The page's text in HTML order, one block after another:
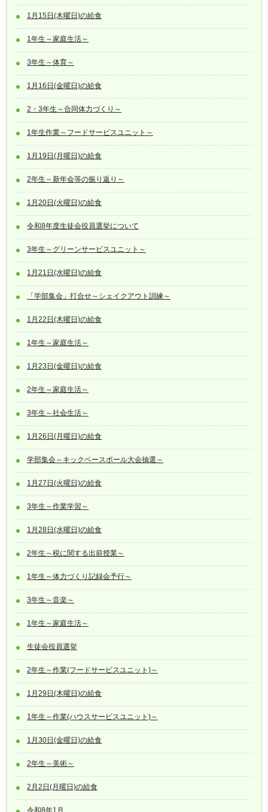
1月15日(木曜日)の給食
1年生～家庭生活～
3年生～体育～
1月16日(金曜日)の給食
2・3年生～合同体力づくり～
1年生作業～フードサービスユニット～
1月19日(月曜日)の給食
2年生～新年会等の振り返り～
1月20日(火曜日)の給食
令和8年度生徒会役員選挙について
3年生～グリーンサービスユニット～
1月21日(水曜日)の給食
「学部集会」打合せ～シェイクアウト訓練～
1月22日(木曜日)の給食
1年生～家庭生活～
1月23日(金曜日)の給食
2年生～家庭生活～
3年生～社会生活～
1月26日(月曜日)の給食
学部集会～キックベースボール大会抽選～
1月27日(火曜日)の給食
3年生～作業学習～
1月28日(水曜日)の給食
2年生～税に関する出前授業～
1年生～体力づくり記録会予行～
3年生～音楽～
1年生～家庭生活～
生徒会役員選挙
2年生～作業(フードサービスユニット)～
1月29日(木曜日)の給食
1年生～作業(ハウスサービスユニット)～
1月30日(金曜日)の給食
2年生～美術～
2月2日(月曜日)の給食